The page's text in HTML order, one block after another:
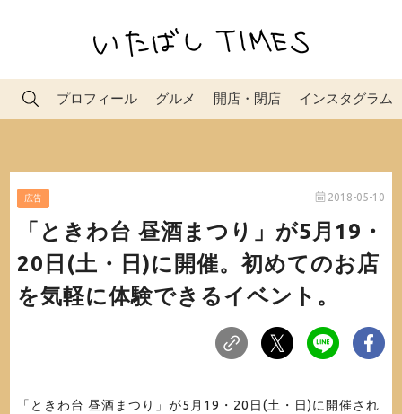
プロフィール グルメ 開店・閉店 インスタグラム
広告 2018-05-10
「ときわ台 昼酒まつり」が5月19・
20日(土・日)に開催。初めてのお店
を気軽に体験できるイベント。
「ときわ台 昼酒まつり」が5月19・20日(土・日)に開催され